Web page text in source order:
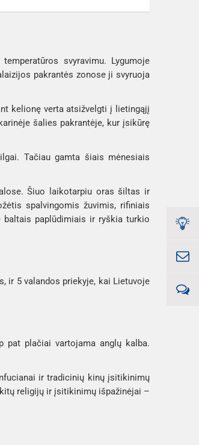
svyravimu. Lygumoje
pakrantės zonose ji svyruoja
kelionę verta atsižvelgti į lietingąjį
šalies pakrantėje, kur įsikūrę
Tačiau gamta šiais mėnesiais
Šiuo laikotarpiu oras šiltas ir
spalvingomis žuvimis, rifiniais
baltais paplūdimiais ir ryškia turkio
ir 5 valandos priekyje, kai Lietuvoje
pat plačiai vartojama anglų kalba.
ir tradicinių kinų įsitikinimų
religijų ir įsitikinimų išpažinėjai –